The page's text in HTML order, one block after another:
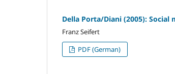
Della Porta/Diani (2005):
Franz Seifert
PDF (German)